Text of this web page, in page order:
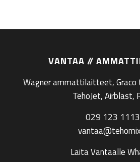
VANTAA //
Wagner ammattilaitteet,
TehoJet, Airblast,
029 123 1113
Laita Vantaalle